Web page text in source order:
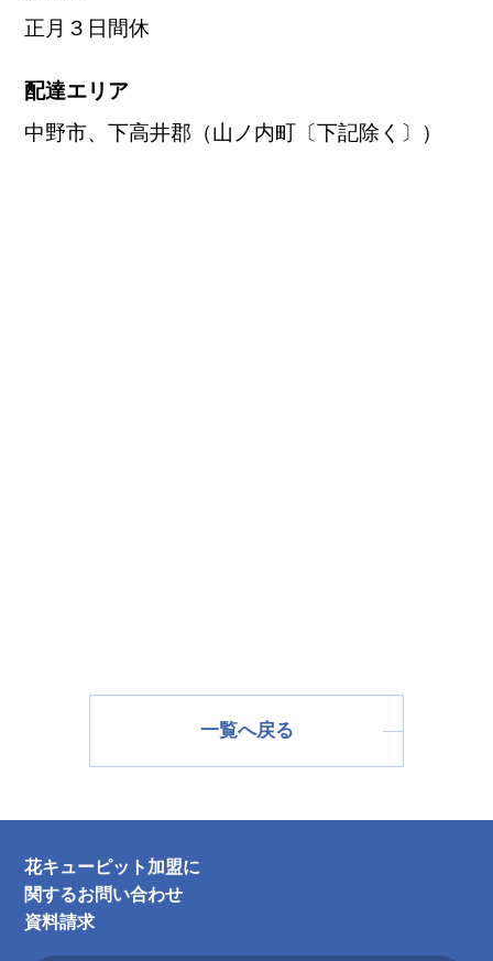
正月３日間休
配達エリア
中野市、下高井郡（山ノ内町〔下記除く〕）
一覧へ戻る
花キューピット加盟に
関するお問い合わせ
資料請求